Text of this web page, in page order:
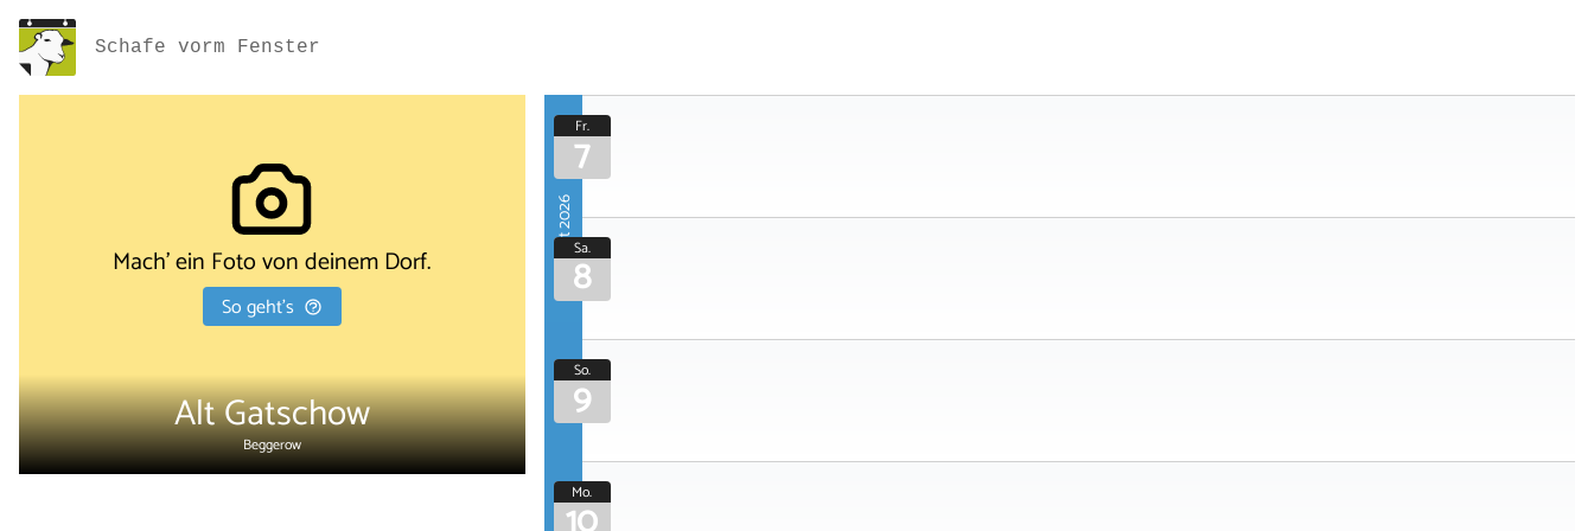
Schafe vorm Fenster
Mach' ein Foto von deinem Dorf.
So geht's
Alt Gatschow
Beggerow
August 2026
Fr.
7
Sa.
8
So.
9
Mo.